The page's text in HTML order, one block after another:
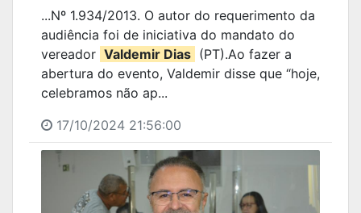
...Nº 1.934/2013. O autor do requerimento da
audiência foi de iniciativa do mandato do
vereador Valdemir Dias (PT).Ao fazer a
abertura do evento, Valdemir disse que “hoje,
celebramos não ap...
17/10/2024 21:56:00